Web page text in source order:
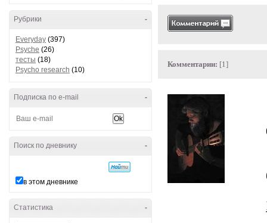
-
Рубрики
Everyday (397)
Psyche (26)
тесты (18)
Psycho research (10)
-
Подписка по e-mail
-
Поиск по дневнику
в этом дневнике
-
Статистика
Комментарии: [1]